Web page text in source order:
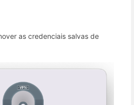
as credenciais salvas de